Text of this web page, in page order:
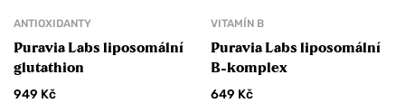
ANTIOXIDANTY
Puravia Labs liposomální
glutathion
949 Kč
VITAMÍN B
Puravia Labs liposomální
B-komplex
649 Kč